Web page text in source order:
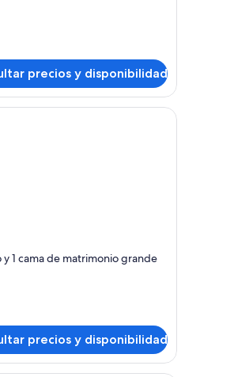
precios y disponibilidad
de techo y un televisor.
Una casa de dos pisos con un porche
1 cama de matrimonio grande
precios y disponibilidad